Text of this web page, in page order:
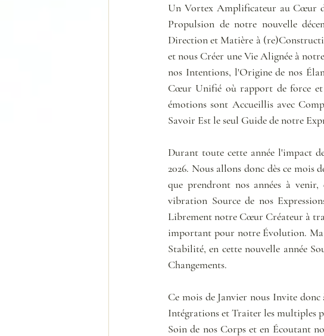
Un Vortex Amplificateur au Cœur
Propulsion de notre nouvelle
Direction et Matière à
et nous Créer une Vie Alignée à
nos Intentions, l'Origine de nos
Cœur Unifié où rapport de force
émotions sont Accueillis avec
Savoir Est le seul Guide de notre
Durant toute cette année l'impact
2026. Nous allons donc dès ce mois
que prendront nos années à
vibration Source de nos
Librement notre Cœur Créateur à
important pour notre Évolution.
Stabilité, en cette nouvelle année
Changements.
Ce mois de Janvier nous Invite
Intégrations et Traiter les multiples
Soin de nos Corps et en Écoutant